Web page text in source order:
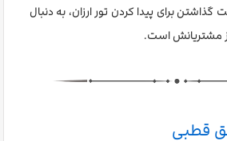
برای پیدا کردن تور ارزان، به دنبال
مشتریانش است.
قطبی